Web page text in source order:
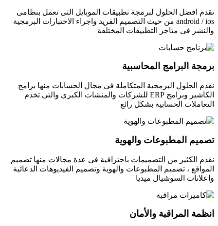
نقدم افضل الحلول لبرمجة تطبيقات الموبايل التى تعمل بنظامى
android / ios من حيث التصميم الفريد واجراء الاختبارات البرمجية
والنشر فى متاجر التطبيقات المختلفة
برمجة البرامج المحاسبية
نقدم الحلول البرمجية المتكاملة فى مجال الحسابات منها برامج
الكاشير وبرامج ERP للشركات والمنشات الكبرى والتى تخدم
التعاملات الحسابية بشكل رائع
تصميم المطبوعات والهوية
نقدم الكثير من التصميمات باحترافية فى عدة مجالات منها تصميم
المواقع ، تصميم المطبوعات والهوية وتصميم الفيديوهات الدعائية
واعلانات السوشيال ميديا
انظمة المراقبة والأمان